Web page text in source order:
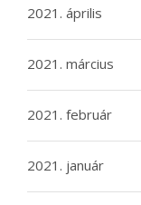
2021. április
2021. március
2021. február
2021. január